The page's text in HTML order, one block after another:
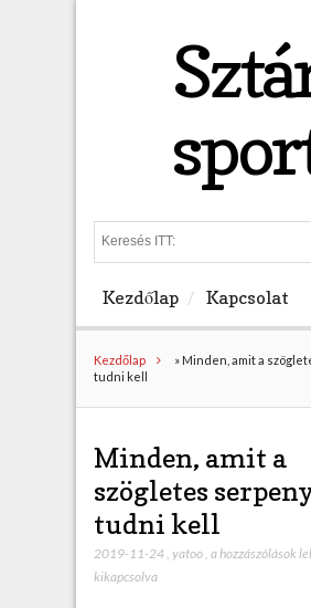
Kezdőlap Kapcsolat
Kezdőlap » Minden, amit a
tudni kell
Minden, amit a
szögletes
tudni kell
2019-11-24, yatoo, M
a hozzászólások
kikapcsolva